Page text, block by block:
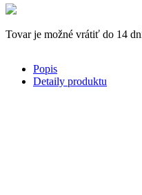
Tovar je možné vrátiť do 14
Popis
Detaily produktu